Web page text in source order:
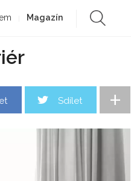
Magazín
Sdílet +